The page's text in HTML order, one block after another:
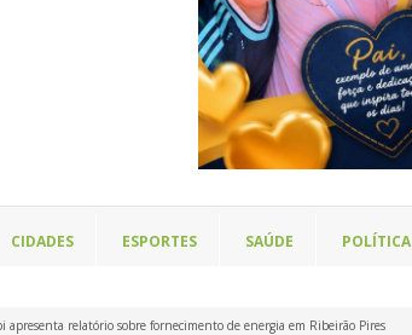
CIDADES ESPORTES SAÚDE POLÍTICA
apresenta relatório sobre fornecimento de energia em Ribeirão Pires